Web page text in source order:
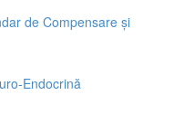
de Compensare și
Endocrină